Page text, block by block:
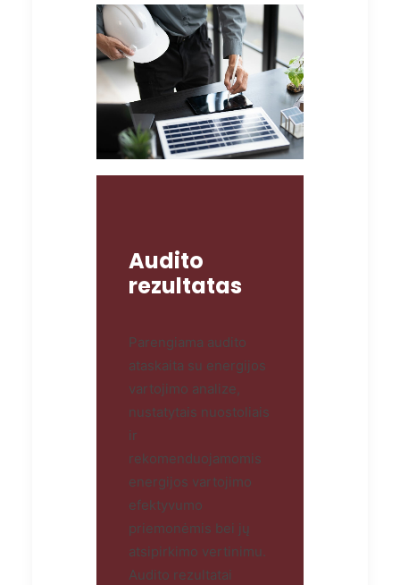
Audito
rezultatas
Parengiama audito
ataskaita su energijos
vartojimo analize,
nustatytais nuostoliais
ir
rekomenduojamomis
energijos vartojimo
efektyvumo
priemonėmis bei jų
atsipirkimo vertinimu.
Audito rezultatai